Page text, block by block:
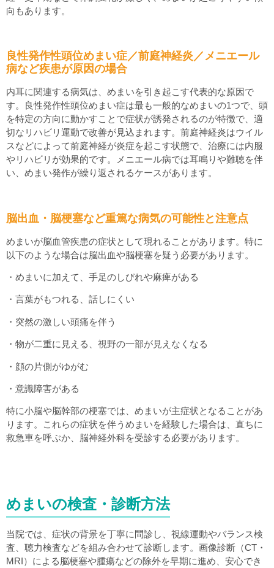
向もあります。
良性発作性頭位めまい症／前庭神経炎／メニエール
病など疾患が原因の場合
内耳に関連する病気は、めまいを引き起こす代表的な原因で
す。良性発作性頭位めまい症は最も一般的なめまいの1つで、頭
を特定の方向に動かすことで症状が誘発されるのが特徴で、適
切なリハビリ運動で改善が見込まれます。前庭神経炎はウイル
スなどによって前庭神経が炎症を起こす状態で、治療には内服
やリハビリが効果的です。メニエール病では耳鳴りや難聴を伴
い、めまい発作が繰り返されるケースがあります。
脳出血・脳梗塞など重篤な病気の可能性と注意点
めまいが脳血管疾患の症状として現れることがあります。特に
以下のような場合は脳出血や脳梗塞を疑う必要があります。
・めまいに加えて、手足のしびれや麻痺がある
・言葉がもつれる、話しにくい
・突然の激しい頭痛を伴う
・物が二重に見える、視野の一部が見えなくなる
・顔の片側がゆがむ
・意識障害がある
特に小脳や脳幹部の梗塞では、めまいが主症状となることがあ
ります。これらの症状を伴うめまいを経験した場合は、直ちに
救急車を呼ぶか、脳神経外科を受診する必要があります。
めまいの検査・診断方法
当院では、症状の背景を丁寧に問診し、視線運動やバランス検
査、聴力検査などを組み合わせて診断します。画像診断（CT・
MRI）による脳梗塞や腫瘍などの除外を早期に進め、安心でき